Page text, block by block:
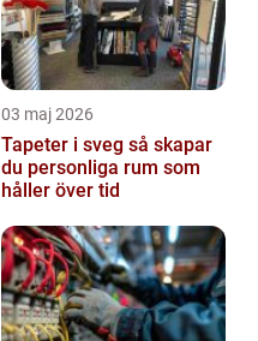
03 maj 2026
Tapeter i sveg så skapar
du personliga rum som
håller över tid